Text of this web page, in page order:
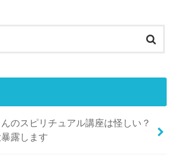
のスピリチュアル講座は怪しい？
露します